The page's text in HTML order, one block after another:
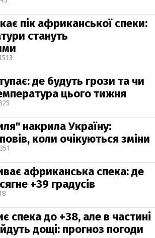
пік африканської спеки:
стануть
де будуть грози та чи
цього тижня
накрила Україну:
коли очікуються зміни
африканська спека: де
+39 градусів
спека до +38, але в частині
дощі: прогноз погоди